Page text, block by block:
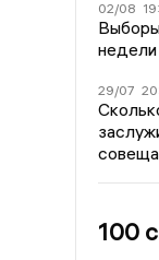
02/08
недели
29/07
100